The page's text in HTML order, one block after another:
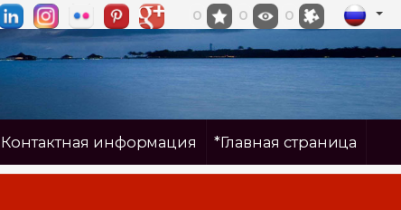
0 0 0
Контактная информация *Главная страница